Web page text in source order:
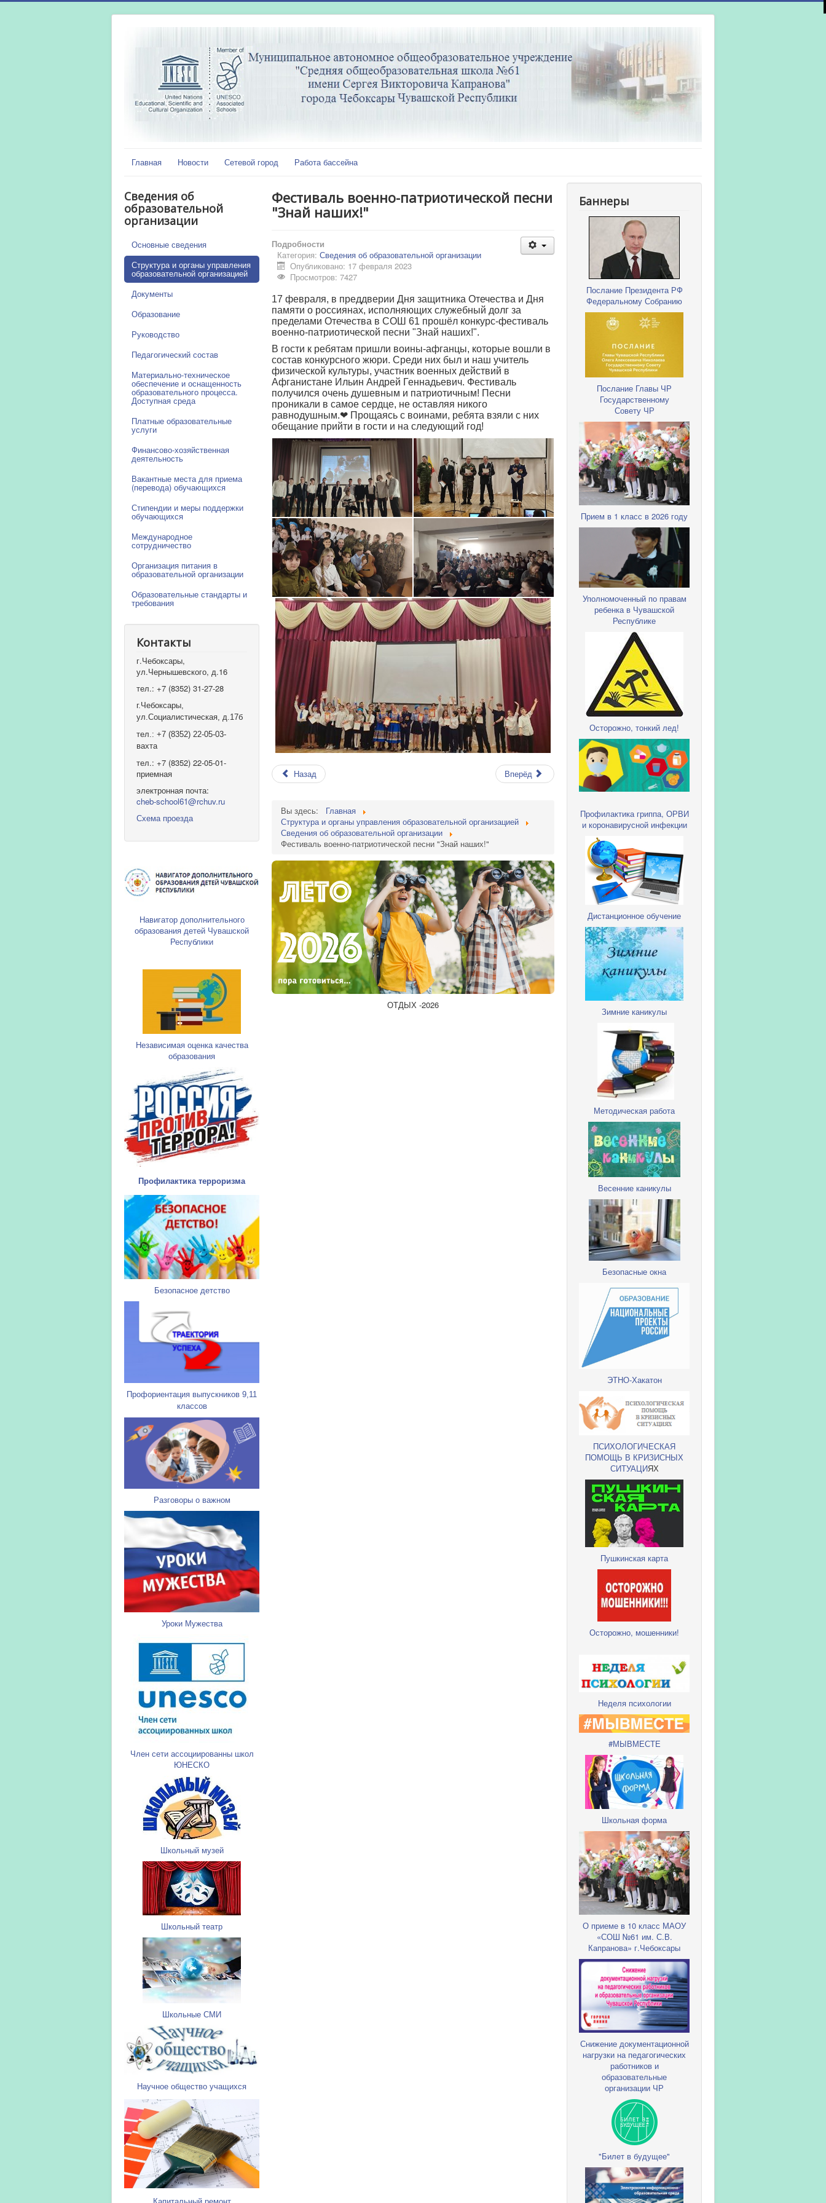
Главная Новости Сетевой город Работа бассейна
Сведения об
образовательной
организации
Основные сведения
Структура и органы управления
образовательной организацией
Документы
Образование
Руководство
Педагогический состав
Материально-техническое
обеспечение и оснащенность
образовательного процесса.
Доступная среда
Платные образовательные
услуги
Финансово-хозяйственная
деятельность
Вакантные места для приема
(перевода) обучающихся
Стипендии и меры поддержки
обучающихся
Международное
сотрудничество
Организация питания в
образовательной организации
Образовательные стандарты и
требования
Контакты
г.Чебоксары,
ул.Чернышевского, д.16
тел.: +7 (8352) 31-27-28
г.Чебоксары,
ул.Социалистическая, д.17б
тел.: +7 (8352) 22-05-03-
вахта
тел.: +7 (8352) 22-05-01-
приемная
электронная почта:
cheb-school61@rchuv.ru
Схема проезда
Навигатор дополнительного
образования детей Чувашской
Республики
Независимая оценка качества
образования
Профилактика терроризма
Безопасное детство
Профориентация выпускников 9,11
классов
Разговоры о важном
Уроки Мужества
Член сети ассоциированны школ
ЮНЕСКО
Школьный музей
Школьный театр
Школьные СМИ
Научное общество учащихся
Фестиваль военно-патриотической песни
"Знай наших!"
Подробности
Категория: Сведения об образовательной организации
Опубликовано: 17 февраля 2023
Просмотров: 7427
17 февраля, в преддверии Дня защитника Отечества и Дня
памяти о россиянах, исполняющих служебный долг за
пределами Отечества в СОШ 61 прошёл конкурс-фестиваль
военно-патриотической песни "Знай наших!".
В гости к ребятам пришли воины-афганцы, которые вошли в
состав конкурсного жюри. Среди них был и наш учитель
физической культуры, участник военных действий в
Афганистане Ильин Андрей Геннадьевич. Фестиваль
получился очень душевным и патриотичным! Песни
проникали в самое сердце, не оставляя никого
равнодушным.❤ Прощаясь с воинами, ребята взяли с них
обещание прийти в гости и на следующий год!
Назад Вперёд
Вы здесь:
Главная
Структура и органы управления образовательной организацией
Сведения об образовательной организации
Фестиваль военно-патриотической песни "Знай наших!"
ОТДЫХ -2026
Баннеры
Послание Президента РФ
Федеральному Собранию
Послание Главы ЧР
Государственному
Совету ЧР
Прием в 1 класс в 2026 году
Уполномоченный по правам
ребенка в Чувашской
Республике
Осторожно, тонкий лед!
Профилактика гриппа, ОРВИ
и коронавирусной инфекции
Дистанционное обучение
Зимние каникулы
Методическая работа
Весенние каникулы
Безопасные окна
ЭТНО-Хакатон
ПСИХОЛОГИЧЕСКАЯ
ПОМОЩЬ В КРИЗИСНЫХ
СИТУАЦИЯХ
Пушкинская карта
Осторожно, мошенники!
Неделя психологии
#МЫВМЕСТЕ
Школьная форма
О приеме в 10 класс МАОУ
«СОШ №61 им. С.В.
Капранова» г.Чебоксары
Снижение документационной
нагрузки на педагогических
работников и
образовательные
организации ЧР
"Билет в будущее"